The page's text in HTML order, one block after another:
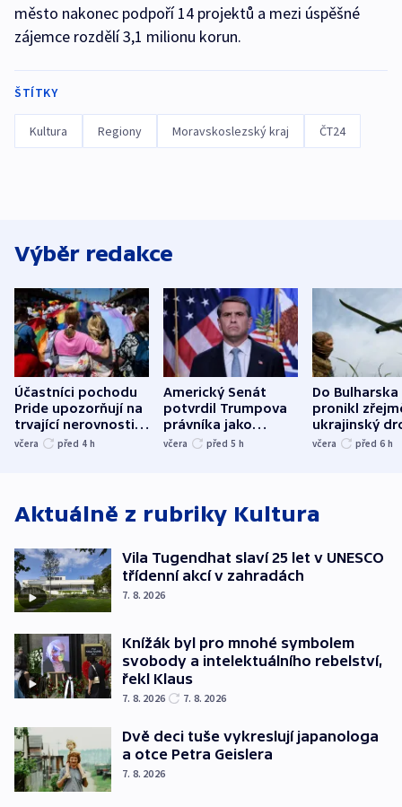
město nakonec podpoří 14 projektů a mezi úspěšné
zájemce rozdělí 3,1 milionu korun.
ŠTÍTKY
Kultura Regiony Moravskoslezský kraj ČT24
Výběr redakce
Účastníci pochodu
Pride upozorňují na
trvající nerovnosti i
společenskou
včera před 4 h
Americký Senát
potvrdil Trumpova
právníka jako
ministra
včera před 5 h
Do Bulharska
pronikl
ukrajinský
explodoval
včera před 6 h
Aktuálně z rubriky Kultura
Vila Tugendhat slaví 25 let v UNESCO
třídenní akcí v zahradách
7. 8. 2026
Knížák byl pro mnohé symbolem
svobody a intelektuálního rebelství,
řekl Klaus
7. 8. 2026 7. 8. 2026
Dvě deci tuše vykreslují japanologa
a otce Petra Geislera
7. 8. 2026